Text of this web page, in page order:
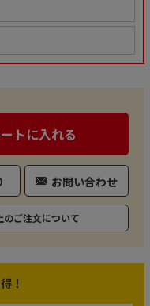
トに入れる
お問い合わせ
のご注文について
！